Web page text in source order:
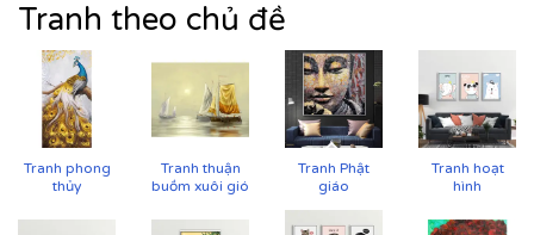
Cận cảnh tranh in trên chất liệu canvas công nghệ in
Tranh theo chủ đề
Tranh phong
thủy
Tranh thuận
buồm xuôi gió
Tranh Phật
giáo
Tranh hoạt
hình